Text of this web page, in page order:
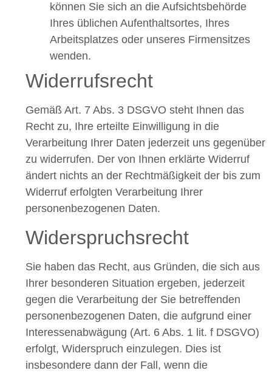
können Sie sich an die Aufsichtsbehörde
Ihres üblichen Aufenthaltsortes, Ihres
Arbeitsplatzes oder unseres Firmensitzes
wenden.
Widerrufsrecht
Gemäß Art. 7 Abs. 3 DSGVO steht Ihnen das
Recht zu, Ihre erteilte Einwilligung in die
Verarbeitung Ihrer Daten jederzeit uns gegenüber
zu widerrufen. Der von Ihnen erklärte Widerruf
ändert nichts an der Rechtmäßigkeit der bis zum
Widerruf erfolgten Verarbeitung Ihrer
personenbezogenen Daten.
Widerspruchsrecht
Sie haben das Recht, aus Gründen, die sich aus
Ihrer besonderen Situation ergeben, jederzeit
gegen die Verarbeitung der Sie betreffenden
personenbezogenen Daten, die aufgrund einer
Interessenabwägung (Art. 6 Abs. 1 lit. f DSGVO)
erfolgt, Widerspruch einzulegen. Dies ist
insbesondere dann der Fall, wenn die